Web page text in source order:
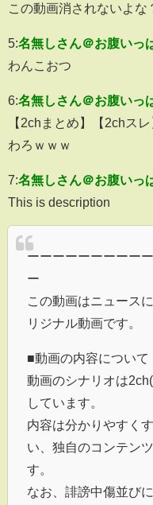
この動画消されないよな
5:名無しさん＠お腹いっ
わんこおつ
6:名無しさん＠お腹いっ
【2chまとめ】【2chス
わろｗｗｗ
7:名無しさん＠お腹いっ
This is description
ーーーーーーーーー
ー
この動画はニュース
リジナル動画です。
■動画の内容について
動画のシナリオは
しています。
内容は分かりやすく
い、独自のコンテン
す。
なお、誹謗中傷並び